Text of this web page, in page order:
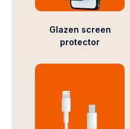
Glazen screen
protector